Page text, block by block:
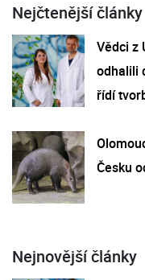
Nejčtenější články
Vědci z
odhalili
řídí
Česku
Nejnovější články